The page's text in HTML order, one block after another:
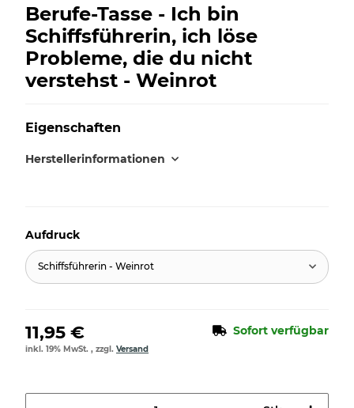
Berufe-Tasse - Ich bin
Schiffsführerin, ich löse
Probleme, die du nicht
verstehst - Weinrot
Eigenschaften
Herstellerinformationen
Aufdruck
Schiffsführerin - Weinrot
11,95 € Sofort verfügbar
inkl. 19% MwSt. , zzgl. Versand